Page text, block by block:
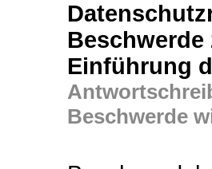
Einführung
Beschwerde